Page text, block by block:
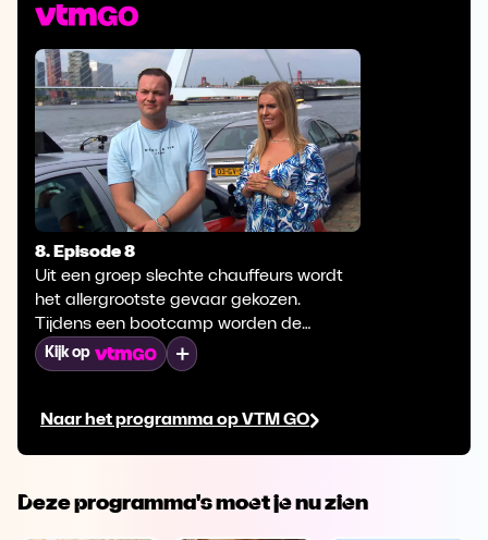
Naar het programma op VTM GO
8. Episode 8
Uit een groep slechte chauffeurs wordt
het allergrootste gevaar gekozen.
Tijdens een bootcamp worden de
kandidaten getest op hun rijvaardigheid
en worden de chauffeurs en de kijkers
weg.
Kijk op
Deze programma's moet je nu zien